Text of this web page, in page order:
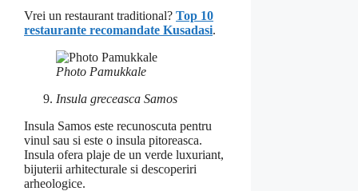
Vrei un restaurant traditional? Top 10
restaurante recomandate Kusadasi.
Photo Pamukkale
Insula greceasca Samos
Insula Samos este recunoscuta pentru
vinul sau si este o insula pitoreasca.
Insula ofera plaje de un verde luxuriant,
bijuterii arhitecturale si descoperiri
arheologice.